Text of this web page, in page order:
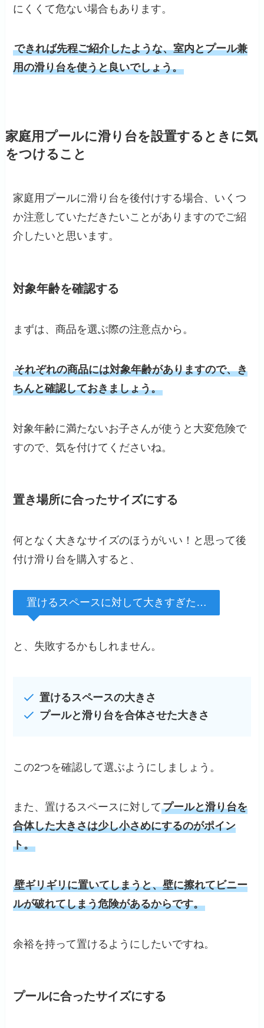
にくくて危ない場合もあります。
できれば先程ご紹介したような、室内とプール兼
用の滑り台を使うと良いでしょう。
家庭用プールに滑り台を設置するときに気
をつけること
家庭用プールに滑り台を後付けする場合、いくつ
か注意していただきたいことがありますのでご紹
介したいと思います。
対象年齢を確認する
まずは、商品を選ぶ際の注意点から。
それぞれの商品には対象年齢がありますので、き
ちんと確認しておきましょう。
対象年齢に満たないお子さんが使うと大変危険で
すので、気を付けてくださいね。
置き場所に合ったサイズにする
何となく大きなサイズのほうがいい！と思って後
付け滑り台を購入すると、
置けるスペースに対して大きすぎた…
と、失敗するかもしれません。
置けるスペースの大きさ
プールと滑り台を合体させた大きさ
この2つを確認して選ぶようにしましょう。
また、置けるスペースに対してプールと滑り台を
合体した大きさは少し小さめにするのがポイン
ト。
壁ギリギリに置いてしまうと、壁に擦れてビニー
ルが破れてしまう危険があるからです。
余裕を持って置けるようにしたいですね。
プールに合ったサイズにする